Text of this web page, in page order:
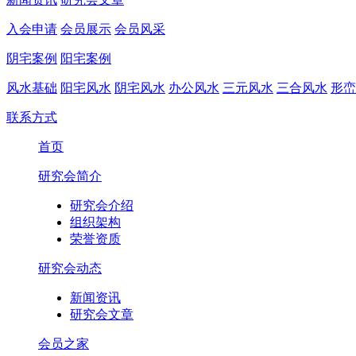
入会申请 会员展示 会员风采
阴宅案例 阳宅案例
风水基础 阳宅风水 阴宅风水 办公风水 三元风水 三合风水 形
联系方式
首页
研究会简介
研究会介绍
组织架构
荣誉资质
研究会动态
新闻资讯
研究会文章
会员之家